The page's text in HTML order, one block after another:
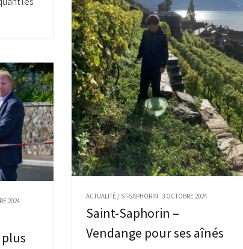
ACTUALITÉ / ST-SAPHORIN 3 OCTOBRE 2024
Saint-Saphorin –
Vendange pour ses aînés
2024